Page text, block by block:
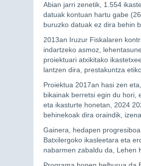
Abian jarri zenetik, 1.554
datuak kontuan hartu gabe
buruzko datuak ez dira behin
2013an Iruzur Fiskalaren
indartzeko asmoz,
proiektuari atxikitako
lantzen dira, prestakuntza
Proiektua 2017an hasi zen
bikainak berretsi egin du hori,
eta ikasturte honetan, 2024
behinekoak dira oraindik,
Gainera, hedapen
Batxilergoko ikasleetara eta
nabarmen zabaldu da, Lehen